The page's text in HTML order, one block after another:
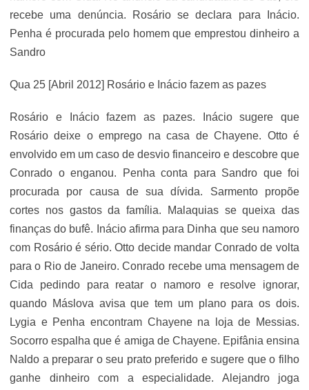
recebe uma denúncia. Rosário se declara para Inácio.
Penha é procurada pelo homem que emprestou dinheiro a
Sandro
Qua 25 [Abril 2012] Rosário e Inácio fazem as pazes
Rosário e Inácio fazem as pazes. Inácio sugere que
Rosário deixe o emprego na casa de Chayene. Otto é
envolvido em um caso de desvio financeiro e descobre que
Conrado o enganou. Penha conta para Sandro que foi
procurada por causa de sua dívida. Sarmento propõe
cortes nos gastos da família. Malaquias se queixa das
finanças do bufê. Inácio afirma para Dinha que seu namoro
com Rosário é sério. Otto decide mandar Conrado de volta
para o Rio de Janeiro. Conrado recebe uma mensagem de
Cida pedindo para reatar o namoro e resolve ignorar,
quando Máslova avisa que tem um plano para os dois.
Lygia e Penha encontram Chayene na loja de Messias.
Socorro espalha que é amiga de Chayene. Epifânia ensina
Naldo a preparar o seu prato preferido e sugere que o filho
ganhe dinheiro com a especialidade. Alejandro joga